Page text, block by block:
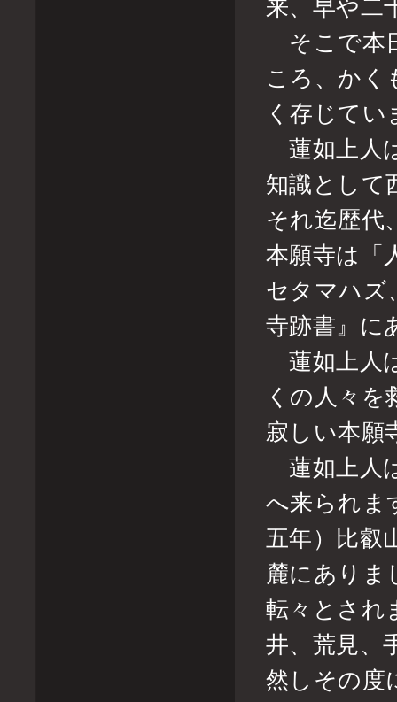
来、早や二
そこで本
ころ、かく
く存じてい
蓮如上人
知識として
それ迄歴代
本願寺は「
セタマハズ
寺跡書』に
蓮如上人
くの人々
寂しい本願
蓮如上人
へ来られま
五年）比叡
麓にありま
転々とされ
井、荒見、
然しその度